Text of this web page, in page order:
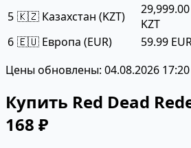
5 🇰🇿 Казахстан (KZT)
29,999.00
KZT
6 🇪🇺 Европа (EUR) 59.99
Цены обновлены: 04.08.2026
Купить Red Dead
168 ₽